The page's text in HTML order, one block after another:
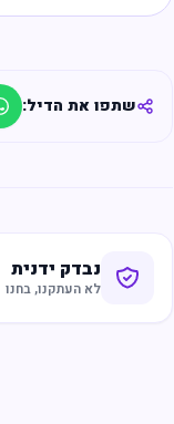
שתפו את הדיל:
נבדק ידנית
לא העתקנו, בחנו